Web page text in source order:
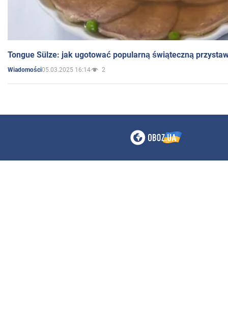
Tongue Sülze: jak ugotować popularną świąteczną
Wiadomości05.03.2025 16:14 2